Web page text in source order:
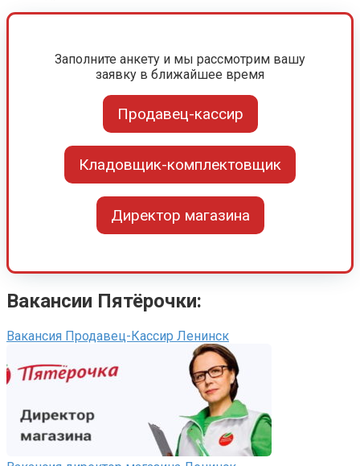
Заполните анкету и мы рассмотрим вашу
заявку в ближайшее время
Продавец-кассир
Кладовщик-комплектовщик
Директор магазина
Вакансии Пятёрочки:
Вакансия Продавец-Кассир Ленинск